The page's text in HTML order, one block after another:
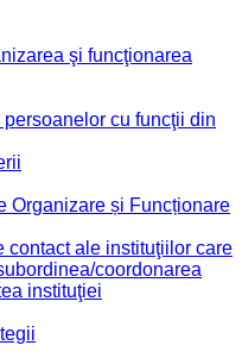
şi funcţionarea
persoanelor cu funcţii din
Organizare și Funcționare
contact ale instituţiilor care
coordonarea
instituţiei